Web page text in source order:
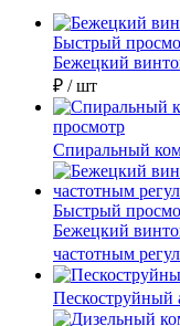
Быстрый
Бежецкий
₽ / шт
просмотр
Спиральный
Быстрый
Бежецкий
частотным